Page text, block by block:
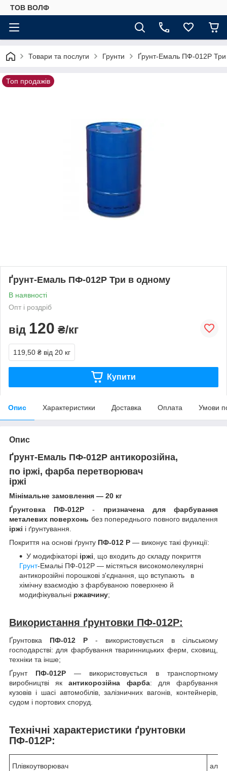
ТОВ ВОЛФ
Товари та послуги Грунти Ґрунт-Емаль ПФ-012Р
Топ продажів
Ґрунт-Емаль ПФ-012Р Три в одному
В наявності
Опт і роздріб
від 120 ₴/кг
119,50 ₴ від 20 кг
Купити
Опис Характеристики Доставка Оплата Умови
Опис
Ґрунт-Емаль ПФ-012Р антикорозійна,
по іржі, фарба перетворювач
іржі
Мінімальне замовлення — 20 кг
Ґрунтовка ПФ-012Р - призначена для фарбування
металевих поверхонь без попереднього повного видалення
іржі і ґрунтування.
Покриття на основі ґрунту ПФ-012 Р — виконує такі функції:
У модифікаторі іржі , що входить до складу покриття
Грунт-Емальі ПФ-012Р — містяться високомолекулярні
антикорозійні порошкові з'єднання, що вступають в
хімічну взаємодію з фарбуваною поверхнею й
модифікувальні ржавчину;
Використання ґрунтовки ПФ-012Р:
Ґрунтовка ПФ-012 Р - використовується в сільському
господарстві: для фарбування тваринницьких ферм, сховищ,
техніки та інше;
ҐрунтПФ-012Р — використовується в транспортному
виробництві якантикорозійна фарба: для фарбування
кузовів і шасі автомобілів, залізничних вагонів, контейнерів,
судом і портових споруд.
Технічні характеристики ґрунтовки
ПФ-012Р:
Плівкоутворювач